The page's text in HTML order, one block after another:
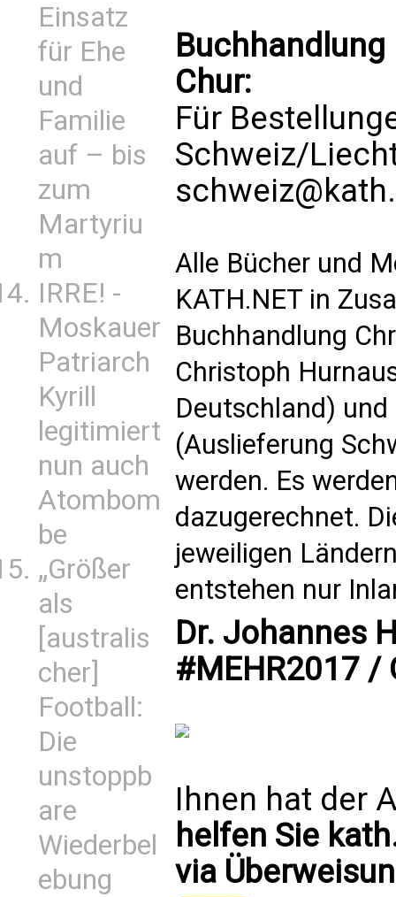
Einsatz
für Ehe
und
Familie
auf – bis
zum
Martyriu
m
IRRE! -
Moskauer
Patriarch
Kyrill
legitimiert
nun auch
Atombom
be
„Größer
als
[australis
cher]
Football:
Die
unstoppb
are
Wiederbel
ebung
Buchhandlung
Chur:
Für
Schweiz/
Alle Bücher und
KATH.NET in
Buchhandlung
Christoph
Deutschland)
(Auslieferung
werden. Es
dazugerechnet.
jeweiligen
entstehen nur
Dr. Johannes
#MEHR2017 /
Ihnen hat der
helfen Sie
via